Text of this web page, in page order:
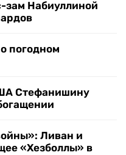
зам Набиуллиной
погодном
Стефанишину
Ливан и
«Хезболлы» в